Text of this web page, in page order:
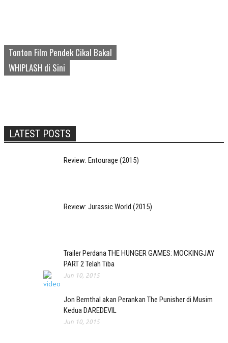
Tonton Film Pendek Cikal Bakal
WHIPLASH di Sini
LATEST POSTS
Review: Entourage (2015)
Review: Jurassic World (2015)
Trailer Perdana THE HUNGER GAMES: MOCKINGJAY
PART 2 Telah Tiba
Jun 10, 2015
Jon Bernthal akan Perankan The Punisher di Musim
Kedua DAREDEVIL
Jun 10, 2015